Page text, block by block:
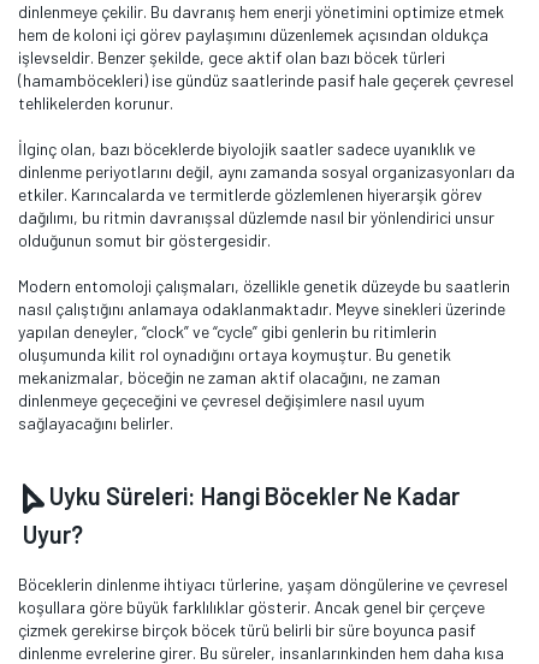
dinlenmeye çekilir. Bu davranış hem enerji yönetimini optimize etmek
hem de koloni içi görev paylaşımını düzenlemek açısından oldukça
işlevseldir. Benzer şekilde, gece aktif olan bazı böcek türleri
(hamamböcekleri) ise gündüz saatlerinde pasif hale geçerek çevresel
tehlikelerden korunur.
İlginç olan, bazı böceklerde biyolojik saatler sadece uyanıklık ve
dinlenme periyotlarını değil, aynı zamanda sosyal organizasyonları da
etkiler. Karıncalarda ve termitlerde gözlemlenen hiyerarşik görev
dağılımı, bu ritmin davranışsal düzlemde nasıl bir yönlendirici unsur
olduğunun somut bir göstergesidir.
Modern entomoloji çalışmaları, özellikle genetik düzeyde bu saatlerin
nasıl çalıştığını anlamaya odaklanmaktadır. Meyve sinekleri üzerinde
yapılan deneyler, “clock” ve “cycle” gibi genlerin bu ritimlerin
oluşumunda kilit rol oynadığını ortaya koymuştur. Bu genetik
mekanizmalar, böceğin ne zaman aktif olacağını, ne zaman
dinlenmeye geçeceğini ve çevresel değişimlere nasıl uyum
sağlayacağını belirler.
Uyku Süreleri: Hangi Böcekler Ne Kadar
Uyur?
Böceklerin dinlenme ihtiyacı türlerine, yaşam döngülerine ve çevresel
koşullara göre büyük farklılıklar gösterir. Ancak genel bir çerçeve
çizmek gerekirse birçok böcek türü belirli bir süre boyunca pasif
dinlenme evrelerine girer. Bu süreler, insanlarınkinden hem daha kısa